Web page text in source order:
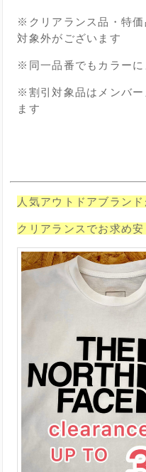
※クリアランス品・特価
対象外がございます
※同一品番でもカラー
※割引対象品はメンバー
ます
人気アウトドアブランド
クリアランスでお求め安